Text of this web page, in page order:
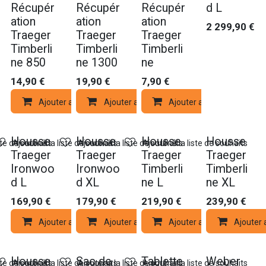
Récupér
ation
Traeger
Timberli
ne 850
14,90 €
Ajouter au panier
Récupér
ation
Traeger
Timberli
ne 1300
19,90 €
Ajouter au panier
Récupér
ation
Traeger
Timberli
ne
7,90 €
Ajouter au panier
d L
2 299,90 €
Housse
Traeger
Ironwoo
d L
169,90 €
Ajouter au panier
de souhaits
Housse
Traeger
Ironwoo
d XL
179,90 €
Ajouter au panier
Ajouter à la liste de souhaits
Housse
Traeger
Timberli
ne L
219,90 €
Ajouter au panier
Ajouter à la liste de souhaits
Housse
Traeger
Timberli
ne XL
239,90 €
Ajouter
Ajouter à la liste de souhaits
Housse
de souhaits
Sac de
Ajouter à la liste de souhaits
Tablette
Ajouter à la liste de souhaits
Weber
Ajouter à la liste de souhaits